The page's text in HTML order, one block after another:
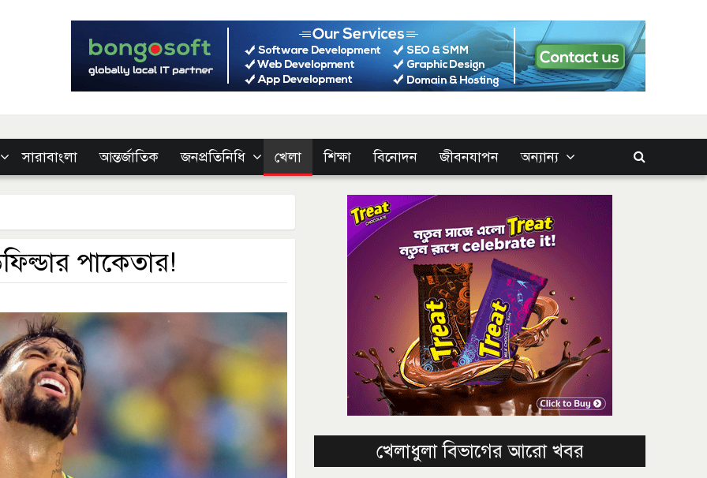
সারাবাংলা আন্তর্জাতিক জনপ্রতিনিধি খেলা শিক্ষা বিনোদন জীবনযাপন অন্যান্য
পাকেতার!
খেলাধুলা বিভাগের আরো খবর